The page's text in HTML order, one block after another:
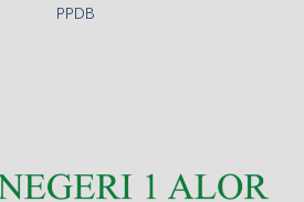
PPDB